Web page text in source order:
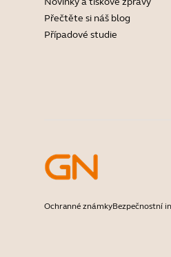
Přečtěte si náš blog
Případové studie
Ochranné známkyBezpečnostní